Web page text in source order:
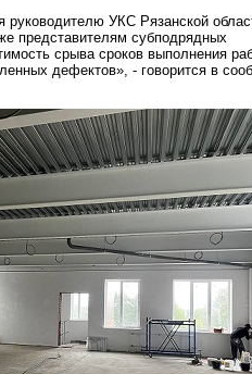
руководителю УКС Рязанской
представителям субподрядных
срыва сроков выполнения
дефектов», - говорится в